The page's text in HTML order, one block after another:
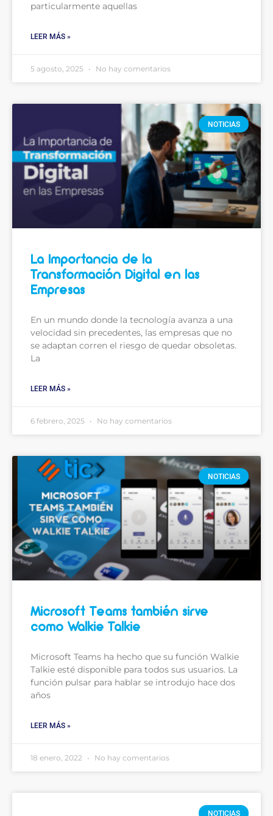
particularmente aquellas
LEER MÁS »
5 agosto, 2025 No hay comentarios
NOTICIAS
La Importancia de la
Transformación Digital en las
Empresas
En un mundo donde la tecnología avanza a una
velocidad sin precedentes, las empresas que no
se adaptan corren el riesgo de quedar obsoletas.
La
LEER MÁS »
6 febrero, 2025 No hay comentarios
NOTICIAS
Microsoft Teams también sirve
como Walkie Talkie
Microsoft Teams ha hecho que su función Walkie
Talkie esté disponible para todos sus usuarios. La
función pulsar para hablar se introdujo hace dos
años
LEER MÁS »
18 enero, 2022 No hay comentarios
NOTICIAS